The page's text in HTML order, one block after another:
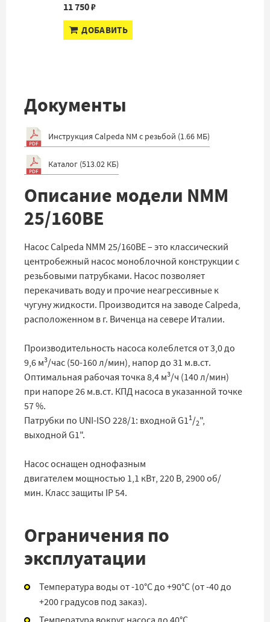
11 750 ₽
ДОБАВИТЬ
Документы
Инструкция Calpeda NM с резьбой (1.66 МБ)
Каталог (513.02 КБ)
Описание модели NMM
25/160BE
Насос Calpeda NMM 25/160BE – это классический
центробежный насос моноблочной конструкции с
резьбовыми патрубками. Насос позволяет
перекачивать воду и прочие неагрессивные к
чугуну жидкости. Производится на заводе Calpeda,
расположенном в г. Виченца на севере Италии.
Производительность насоса колеблется от 3,0 до
9,6 м3/час (50-160 л/мин), напор до 31 м.в.ст.
Оптимальная рабочая точка 8,4 м3/ч (140 л/мин)
при напоре 26 м.в.ст. КПД насоса в указанной точке
57 %.
Патрубки по UNI-ISO 228/1: входной G11/2",
выходной G1".
Насос оснащен однофазным
двигателем мощностью 1,1 кВт, 220 В, 2900 об/
мин. Класс защиты IP 54.
Ограничения по
эксплуатации
Температура воды от -10°C до +90°C (от -40 до
+200 градусов под заказ).